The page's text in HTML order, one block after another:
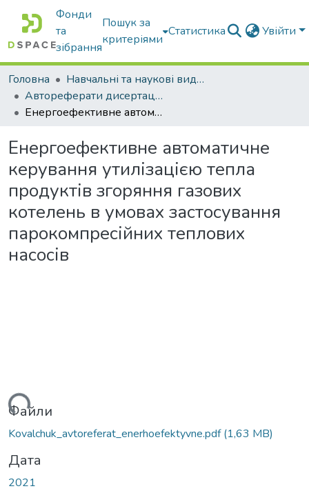
Фонди
та
зібрання
Пошук за
критеріями
Статистика Увійти
Головна
Навчальні та наукові видання
Автореферати дисертацій та дисертації
Енергоефективне автоматичне керування утилізацією тепла продуктів згоряння газових котелень в умовах застосування парокомпресійних теплових насосів
Енергоефективне автоматичне
керування утилізацією тепла
продуктів згоряння газових
котелень в умовах застосування
парокомпресійних теплових
насосів
Файли
Kovalchuk_avtoreferat_enerhoefektyvne.pdf(1,63 MB)
Дата
2021